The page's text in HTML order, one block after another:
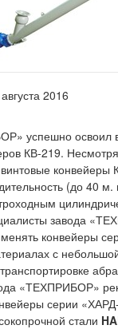
2016
успешно освоил
КВ-219.
конвейеры
(до 40 м.
завода
конвейеры
с
«ТЕХПРИБОР»
серии
стали